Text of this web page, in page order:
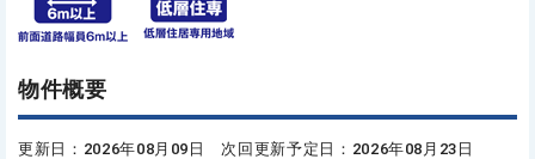
物件概要
更新日：2026年08月09日 次回更新予定日：2026年08月23日